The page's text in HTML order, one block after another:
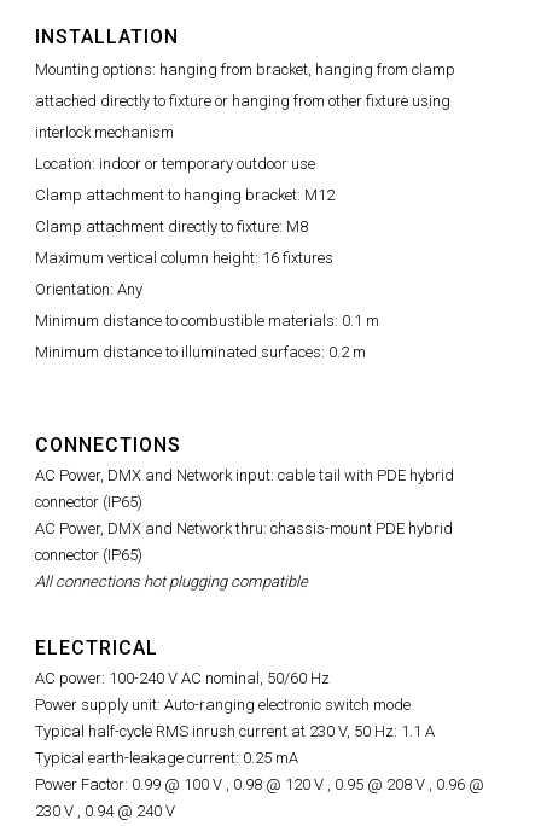
INSTALLATION
Mounting options: hanging from bracket, hanging from clamp
attached directly to fixture or hanging from other fixture using
interlock mechanism
Location: indoor or temporary outdoor use
Clamp attachment to hanging bracket: M12
Clamp attachment directly to fixture: M8
Maximum vertical column height: 16 fixtures
Orientation: Any
Minimum distance to combustible materials: 0.1 m
Minimum distance to illuminated surfaces: 0.2 m
CONNECTIONS
AC Power, DMX and Network input: cable tail with PDE hybrid
connector (IP65)
AC Power, DMX and Network thru: chassis-mount PDE hybrid
connector (IP65)
All connections hot plugging compatible
ELECTRICAL
AC power: 100-240 V AC nominal, 50/60 Hz
Power supply unit: Auto-ranging electronic switch mode
Typical half-cycle RMS inrush current at 230 V, 50 Hz: 1.1 A
Typical earth-leakage current: 0.25 mA
Power Factor: 0.99 @ 100 V , 0.98 @ 120 V , 0.95 @ 208 V , 0.96 @
230 V , 0.94 @ 240 V